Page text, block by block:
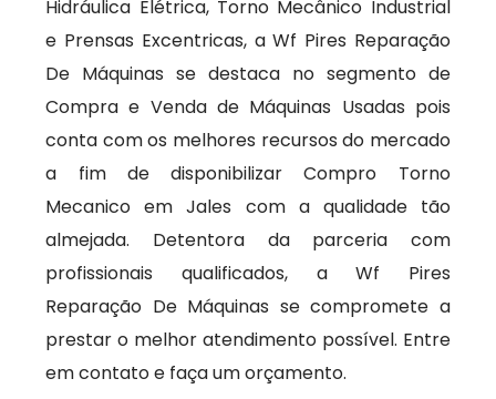
Hidráulica Elétrica, Torno Mecânico Industrial
e Prensas Excentricas, a Wf Pires Reparação
De Máquinas se destaca no segmento de
Compra e Venda de Máquinas Usadas pois
conta com os melhores recursos do mercado
a fim de disponibilizar Compro Torno
Mecanico em Jales com a qualidade tão
almejada. Detentora da parceria com
profissionais qualificados, a Wf Pires
Reparação De Máquinas se compromete a
prestar o melhor atendimento possível. Entre
em contato e faça um orçamento.